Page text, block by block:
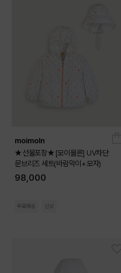
moimoln
★선물포장★[모이몰른] UV차단
문브리즈 세트(바람막이+모자)
98,000
무료배송 신상